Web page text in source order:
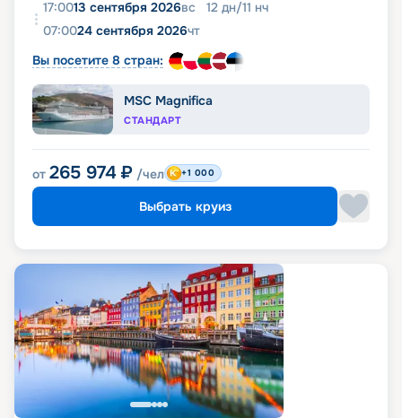
17:0013 сентября 2026вс 12 дн/11 нч
07:0024 сентября 2026чт
Вы посетите 8 стран:
MSC Magnifica
СТАНДАРТ
от 265 974 ₽ /чел +1 000
Выбрать круиз